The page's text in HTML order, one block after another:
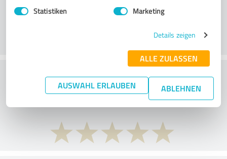
Statistiken Marketing
Details zeigen
ALLE ZULASSEN
AUSWAHL ERLAUBEN ABLEHNEN
What do you think of the price to
performance ratio?